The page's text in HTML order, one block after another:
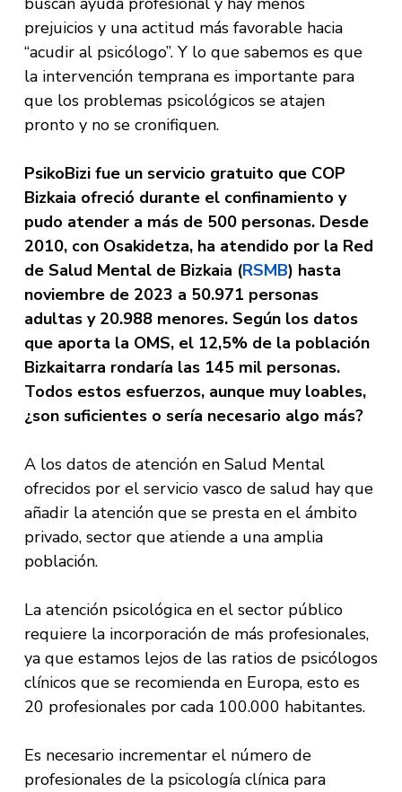
prejuicios y una actitud más favorable hacia
“acudir al psicólogo”. Y lo que sabemos es que
la intervención temprana es importante para
que los problemas psicológicos se atajen
pronto y no se cronifiquen.
PsikoBizi fue un servicio gratuito que COP
Bizkaia ofreció durante el confinamiento y
pudo atender a más de 500 personas. Desde
2010, con Osakidetza, ha atendido por la Red
de Salud Mental de Bizkaia (RSMB) hasta
noviembre de 2023 a 50.971 personas
adultas y 20.988 menores. Según los datos
que aporta la OMS, el 12,5% de la población
Bizkaitarra rondaría las 145 mil personas.
Todos estos esfuerzos, aunque muy loables,
¿son suficientes o sería necesario algo más?
A los datos de atención en Salud Mental
ofrecidos por el servicio vasco de salud hay que
añadir la atención que se presta en el ámbito
privado, sector que atiende a una amplia
población.
La atención psicológica en el sector público
requiere la incorporación de más profesionales,
ya que estamos lejos de las ratios de psicólogos
clínicos que se recomienda en Europa, esto es
20 profesionales por cada 100.000 habitantes.
Es necesario incrementar el número de
profesionales de la psicología clínica para